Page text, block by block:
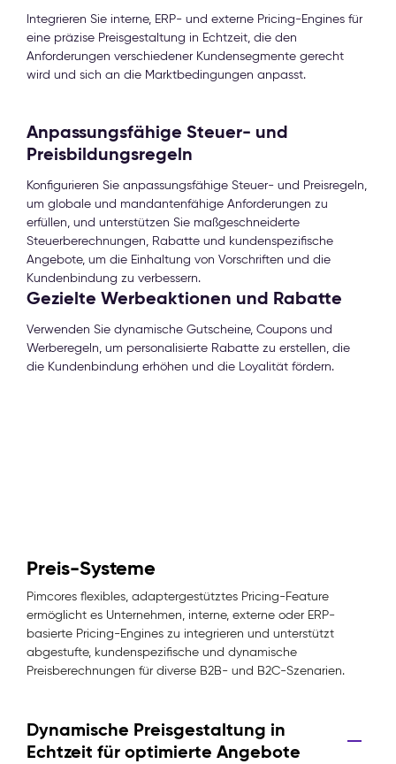
Integrieren Sie interne, ERP- und externe Pricing-Engines für
eine präzise Preisgestaltung in Echtzeit, die den
Anforderungen verschiedener Kundensegmente gerecht
wird und sich an die Marktbedingungen anpasst.
Anpassungsfähige Steuer- und
Preisbildungsregeln
Konfigurieren Sie anpassungsfähige Steuer- und Preisregeln,
um globale und mandantenfähige Anforderungen zu
erfüllen, und unterstützen Sie maßgeschneiderte
Steuerberechnungen, Rabatte und kundenspezifische
Angebote, um die Einhaltung von Vorschriften und die
Kundenbindung zu verbessern.
Gezielte Werbeaktionen und Rabatte
Verwenden Sie dynamische Gutscheine, Coupons und
Werberegeln, um personalisierte Rabatte zu erstellen, die
die Kundenbindung erhöhen und die Loyalität fördern.
Preis-Systeme
Pimcores flexibles, adaptergestütztes Pricing-Feature
ermöglicht es Unternehmen, interne, externe oder ERP-
basierte Pricing-Engines zu integrieren und unterstützt
abgestufte, kundenspezifische und dynamische
Preisberechnungen für diverse B2B- und B2C-Szenarien.
Dynamische Preisgestaltung in
Echtzeit für optimierte Angebote